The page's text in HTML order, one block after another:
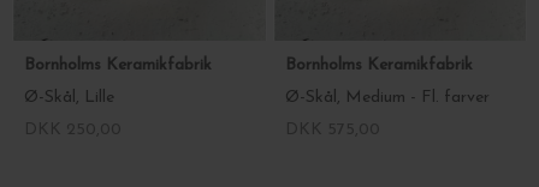
Bornholms Keramikfabrik
Ø-Skål, Lille
Bornholms Keramikfabrik
Ø-Skål, Medium - Fl. farver